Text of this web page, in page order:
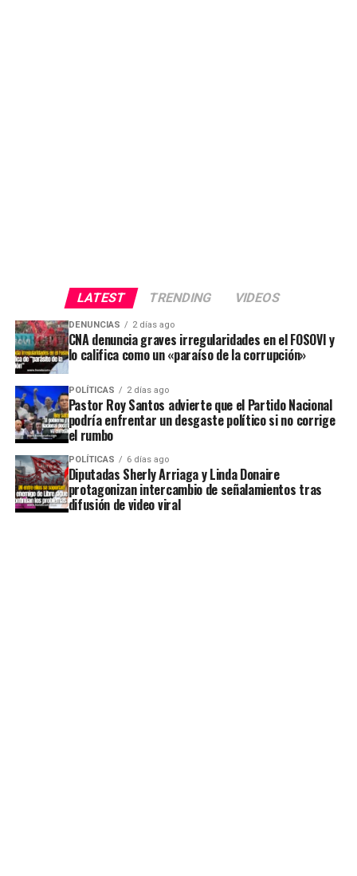
LATEST TRENDING VIDEOS
DENUNCIAS 2 días ago
CNA denuncia graves irregularidades en el FOSOVI y
lo califica como un «paraíso de la corrupción»
POLÍTICAS 2 días ago
Pastor Roy Santos advierte que el Partido Nacional
podría enfrentar un desgaste político si no corrige
el rumbo
POLÍTICAS 6 días ago
Diputadas Sherly Arriaga y Linda Donaire
protagonizan intercambio de señalamientos tras
difusión de video viral